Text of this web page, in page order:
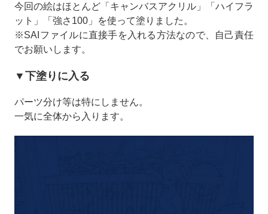
今回の絵はほとんど「キャンバスアクリル」「ハイフラ
ット」「強さ100」を使って塗りました。
※SAIファイルに直接手を入れる方法なので、自己責任
でお願いします。
▼下塗りに入る
パーツ分け等は特にしません。
一気に全体から入ります。